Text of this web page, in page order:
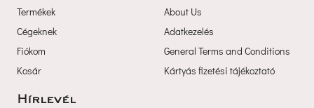
Termékek
Cégeknek
Fiókom
Kosár
About U
Adatkezelé
General Terms and Condition
Kártyás fizetési tájékoztató
Hírlevél